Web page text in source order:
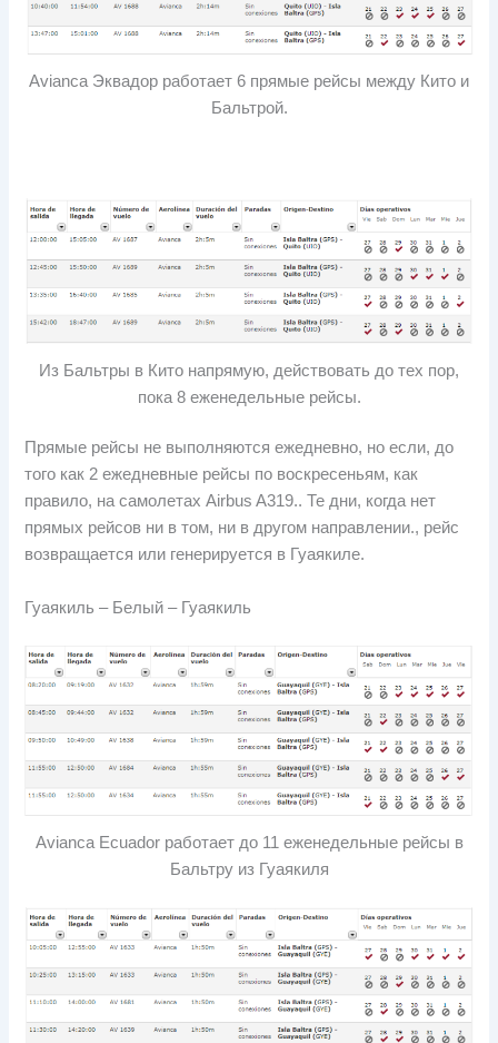
Avianca Эквадор работает 6 прямые рейсы между Кито и
Бальтрой.
Из Бальтры в Кито напрямую, действовать до тех пор,
пока 8 еженедельные рейсы.
Прямые рейсы не выполняются ежедневно, но если, до
того как 2 ежедневные рейсы по воскресеньям, как
правило, на самолетах Airbus A319.. Те дни, когда нет
прямых рейсов ни в том, ни в другом направлении., рейс
возвращается или генерируется в Гуаякиле.
Гуаякиль – Белый – Гуаякиль
Avianca Ecuador работает до 11 еженедельные рейсы в
Бальтру из Гуаякиля